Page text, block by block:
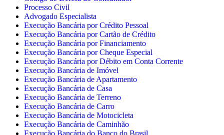
Processo Civil
Advogado Especialista
Execução Bancária por Crédito Pessoal
Execução Bancária por Cartão de Crédito
Execução Bancária por Financiamento
Execução Bancária por Cheque Especial
Execução Bancária por Débito em Conta Corrente
Execução Bancária de Imóvel
Execução Bancária de Apartamento
Execução Bancária de Casa
Execução Bancária de Terreno
Execução Bancária de Carro
Execução Bancária de Motocicleta
Execução Bancária de Caminhão